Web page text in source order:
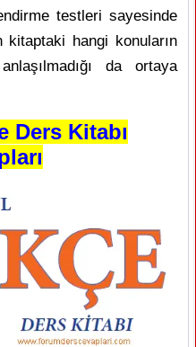
testleri sayesinde
kitaptaki hangi konuların
da ortaya
Ders Kitabı